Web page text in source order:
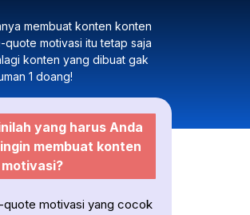
membuat konten konten
motivasi itu tetap saja
konten yang dibuat gak
1 doang!
yang harus Anda
membuat konten
motivasi?
quote motivasi yang cocok